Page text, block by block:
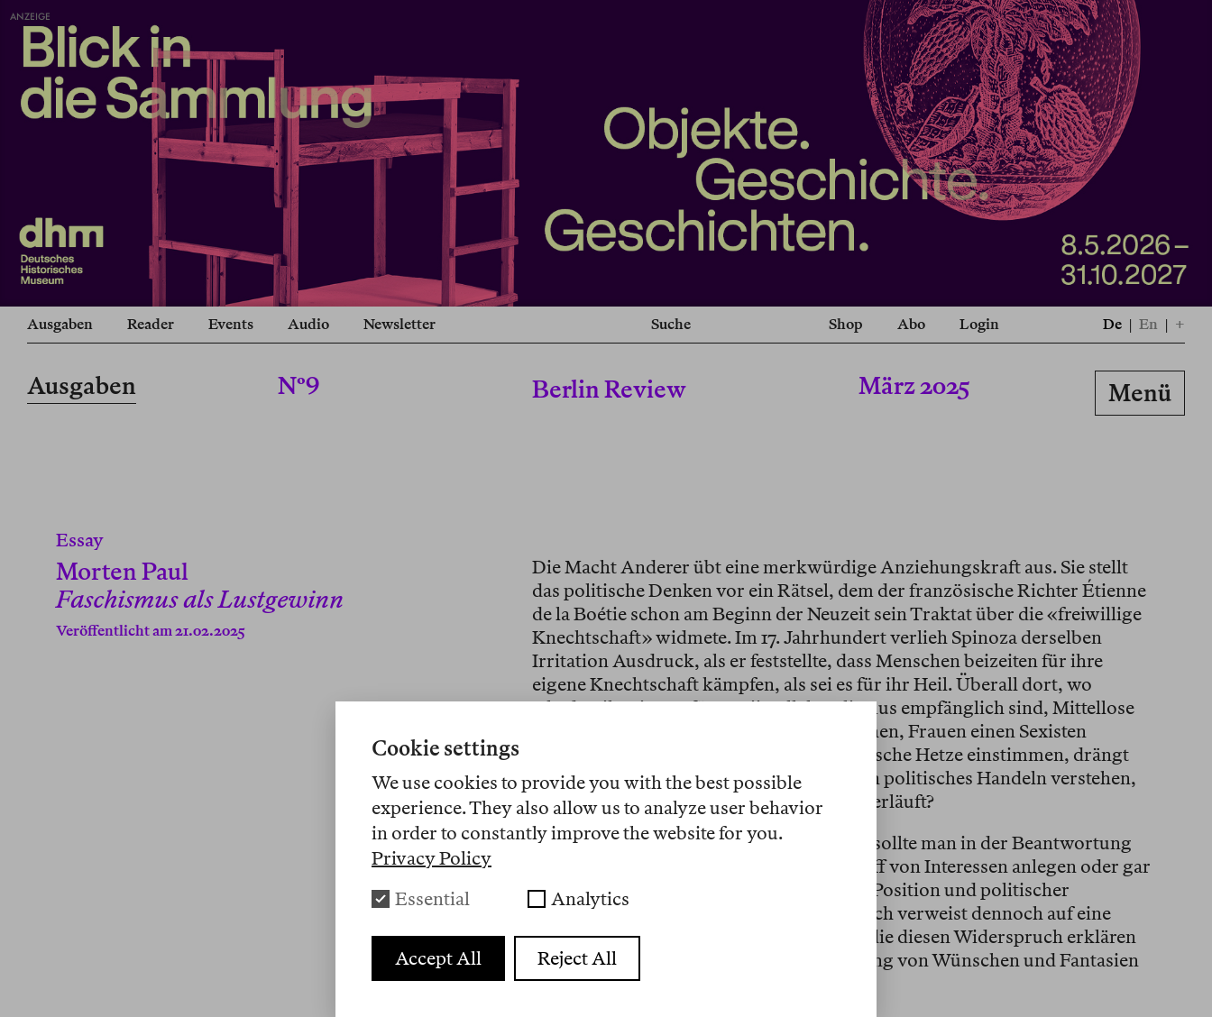
ANZEIGE
Ausgaben Reader Events Audio Newsletter Suche Shop Abo Login De | En | +
Ausgaben Nº9 Berlin Review März 2025 Menü
Essay
Morten Paul
Faschismus als Lustgewinn
Veröffentlicht am 21.02.2025
Die Macht Anderer übt eine merkwürdige Anziehungskraft aus. Sie stellt
das politische Denken vor ein Rätsel, dem der französische Richter Étienne
de la Boétie schon am Beginn der Neuzeit sein Traktat über die «freiwillige
Knechtschaft» widmete. Im 17. Jahrhundert verlieh Spinoza derselben
Irritation Ausdruck, als er feststellte, dass Menschen beizeiten für ihre
eigene Knechtschaft kämpfen, als sei es für ihr Heil. Überall dort, wo
Akademiker:innen für Antiintellektualismus empfänglich sind, Mittellose
sich einen Milliardär zum Champion machen, Frauen einen Sexisten
bewundern oder Migrant:innen in rassistische Hetze einstimmen, drängt
sich die Frage erneut auf: Wie lässt sich ein politisches Handeln verstehen,
das den Interessen der Handelnden zuwiderläuft?
Will man nicht eigene Vorurteile pflegen, sollte man in der Beantwortung
dieser Frage keinen allzu schlichten Begriff von Interessen anlegen oder gar
von einer Übereinstimmung von sozialer Position und politischer
Überzeugung ausgehen. Spinozas Vergleich verweist dennoch auf eine
Dimension von Politik, die eine Analyse, die diesen Widerspruch erklären
möchte, ernst nehmen muss: Die Bedeutung von Wünschen und Fantasien
oder allgemeiner: dem Begehren in ihr.
Cookie settings
We use cookies to provide you with the best possible
experience. They also allow us to analyze user behavior
in order to constantly improve the website for you.
Privacy Policy
Essential
Analytics
Accept All Reject All